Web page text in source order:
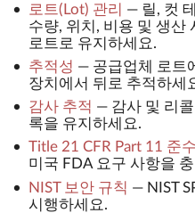
로트(Lot) 관리 — 릴, 컷
수량, 위치, 비용 및 생산
로트로 유지하세요.
추적성 — 공급업체 로트
장치에서 뒤로 추적하세
감사 추적 — 감사 및 리
록을 유지하세요.
Title 21 CFR Part 11 준수
미국 FDA 요구 사항을
NIST 보안 규칙 — NIST
시행하세요.